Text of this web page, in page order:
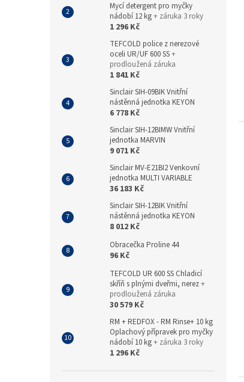
Mycí detergent pro myčky
nádobí 12 kg+ záruka 3 roky
1 296 Kč
TEFCOLD police z nerezové
oceli UR/UF 600 SS+
prodloužená záruka
1 841 Kč
Sinclair SIH-09BIK Vnitřní
nástěnná jednotka KEYON
6 778 Kč
Sinclair SIH-12BIMW Vnitřní
jednotka MARVIN
9 071 Kč
Sinclair MV-E21BI2 Venkovní
jednotka MULTI VARIABLE
36 183 Kč
Sinclair SIH-12BIK Vnitřní
nástěnná jednotka KEYON
8 012 Kč
Obracečka Proline 44
96 Kč
TEFCOLD UR 600 SS Chladicí
skříň s plnými dveřmi, nerez+
prodloužená záruka
30 579 Kč
RM + REDFOX - RM Rinse+ 10 kg
Oplachový přípravek pro myčky
nádobí 10 kg+ záruka 3 roky
1 296 Kč